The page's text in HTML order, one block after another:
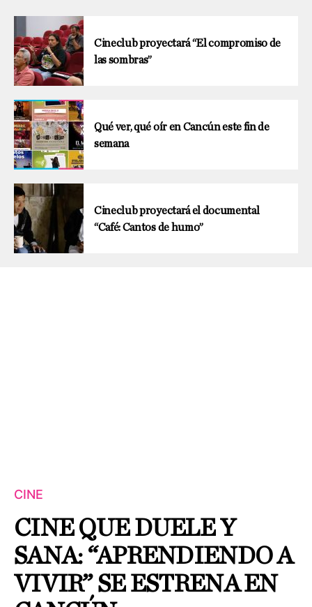
Cineclub proyectará “El compromiso de
las sombras”
Qué ver, qué oír en Cancún este fin de
semana
Cineclub proyectará el documental
“Café: Cantos de humo”
CINE
CINE QUE DUELE Y
SANA: “APRENDIENDO A
VIVIR” SE ESTRENA EN